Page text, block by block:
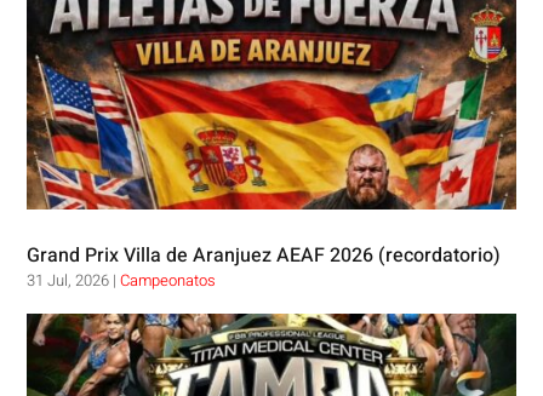
Grand Prix Villa de Aranjuez AEAF 2026 (recordatorio)
31 Jul, 2026 |Campeonatos